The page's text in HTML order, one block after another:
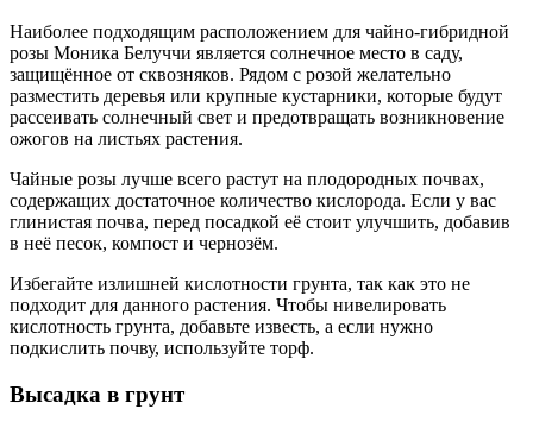
Наиболее подходящим расположением для чайно-гибридной
розы Моника Белуччи является солнечное место в саду,
защищённое от сквозняков. Рядом с розой желательно
разместить деревья или крупные кустарники, которые будут
рассеивать солнечный свет и предотвращать возникновение
ожогов на листьях растения.
Чайные розы лучше всего растут на плодородных почвах,
содержащих достаточное количество кислорода. Если у вас
глинистая почва, перед посадкой её стоит улучшить, добавив
в неё песок, компост и чернозём.
Избегайте излишней кислотности грунта, так как это не
подходит для данного растения. Чтобы нивелировать
кислотность грунта, добавьте известь, а если нужно
подкислить почву, используйте торф.
Высадка в грунт